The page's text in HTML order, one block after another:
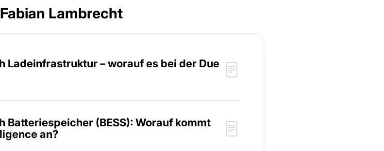
Lambrecht
Ladeinfrastruktur – worauf es bei der Due
Batteriespeicher (BESS): Worauf kommt
an?